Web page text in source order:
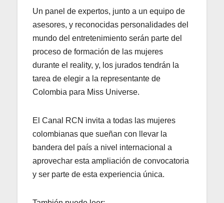
Un panel de expertos, junto a un equipo de
asesores, y reconocidas personalidades del
mundo del entretenimiento serán parte del
proceso de formación de las mujeres
durante el reality, y, los jurados tendrán la
tarea de elegir a la representante de
Colombia para Miss Universe.
El Canal RCN invita a todas las mujeres
colombianas que sueñan con llevar la
bandera del país a nivel internacional a
aprovechar esta ampliación de convocatoria
y ser parte de esta experiencia única.